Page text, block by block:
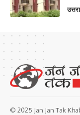
© 2025 Jan Jan Tak